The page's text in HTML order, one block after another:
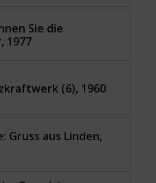
Sie die
1977
(6), 1960
Gruss aus Linden,